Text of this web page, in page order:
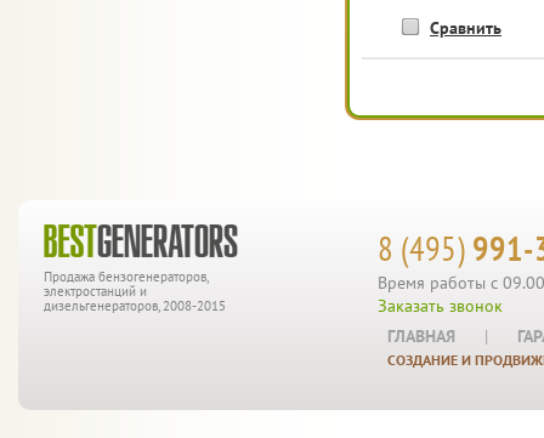
Сравнить
Продажа бензогенераторов,
электростанций и
дизельгенераторов, 2008-2015
8 (495)
Время работы с
Заказать звонок
ГЛАВНАЯ
|
СОЗДАНИЕ И